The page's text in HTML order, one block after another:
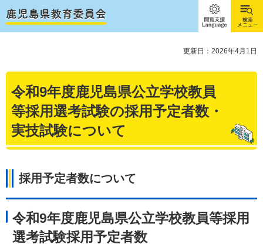
閲覧支
援
Language
検索メ
ニュー
更新日：2026年4月1日
令和9年度鹿児島県公立学校教員
等採用選考試験の採用予定者数・
実技試験について
採用予定者数について
令和9年度鹿児島県公立学校教員等採用
選考試験採用予定者数